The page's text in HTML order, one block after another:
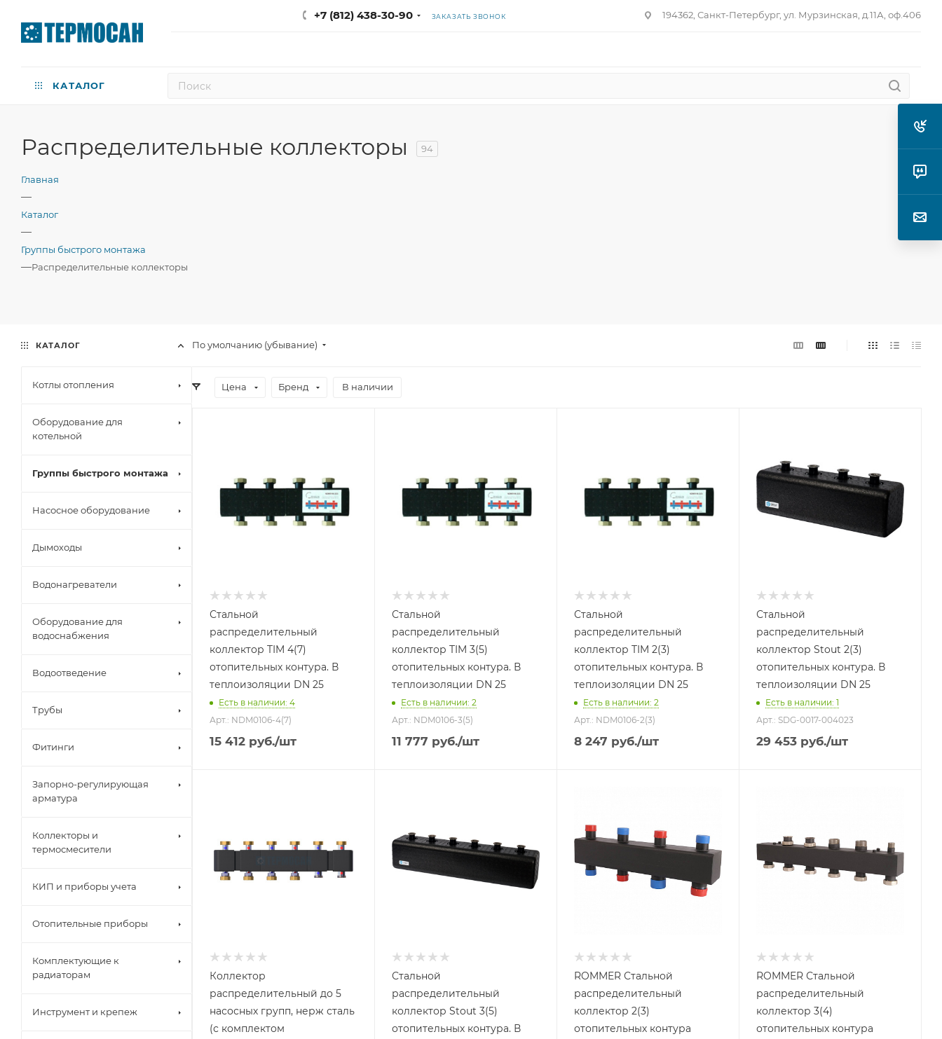
+7 (812) 438-30-90 ЗАКАЗАТЬ ЗВОНОК 194362, Санкт-Петербург, ул. Мурзинская, д.11А, оф.406
КАТАЛОГ
Распределительные коллекторы 94
Главная
—
Каталог
—
Группы быстрого монтажа
—Распределительные коллекторы
По умолчанию (убывание)
Цена Бренд В наличии
Стальной
распределительный
коллектор TIM 4(7)
отопительных контура. В
теплоизоляции DN 25
Есть в наличии: 4
Арт.: NDM0106-4(7)
15 412 руб./шт
Стальной
распределительный
коллектор TIM 3(5)
отопительных контура. В
теплоизоляции DN 25
Есть в наличии: 2
Арт.: NDM0106-3(5)
11 777 руб./шт
Стальной
распределительный
коллектор TIM 2(3)
отопительных контура. В
теплоизоляции DN 25
Есть в наличии: 2
Арт.: NDM0106-2(3)
8 247 руб./шт
Стальной
распределительный
коллектор Stout 2(3)
отопительных контура. В
теплоизоляции DN 25
Есть в наличии: 1
Арт.: SDG-0017-004023
29 453 руб./шт
Коллектор
распределительный до 5
насосных групп, нерж сталь
(с комплектом
Стальной
распределительный
коллектор Stout 3(5)
отопительных контура. В
ROMMER Стальной
распределительный
коллектор 2(3)
отопительных контура
ROMMER Стальной
распределительный
коллектор 3(4)
отопительных контура
КАТАЛОГ
Котлы отопления
Оборудование для
котельной
Группы быстрого монтажа
Насосное оборудование
Дымоходы
Водонагреватели
Оборудование для
водоснабжения
Водоотведение
Трубы
Фитинги
Запорно-регулирующая
арматура
Коллекторы и
термосмесители
КИП и приборы учета
Отопительные приборы
Комплектующие к
радиаторам
Инструмент и крепеж